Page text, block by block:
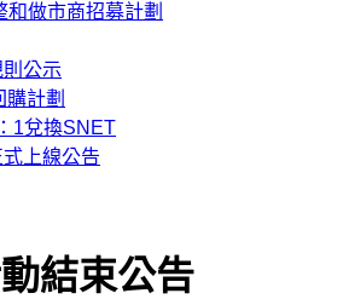
做市商招募計劃
公示
計劃
1兌換SNET
上線公告
結束公告